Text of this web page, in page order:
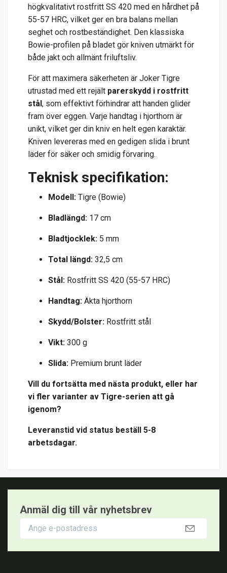
högkvalitativt rostfritt SS 420 med en hårdhet på
55-57 HRC, vilket ger en bra balans mellan
seghet och rostbeständighet. Den klassiska
Bowie-profilen på bladet gör kniven utmärkt för
både jakt och allmänt friluftsliv.
För att maximera säkerheten är Joker Tigre
utrustad med ett rejält parerskydd i rostfritt
stål , som effektivt förhindrar att handen glider
fram över eggen. Varje handtag i hjorthorn är
unikt, vilket ger din kniv en helt egen karaktär.
Kniven levereras med en gedigen slida i brunt
läder för säker och smidig förvaring.
Teknisk specifikation:
Modell: Tigre (Bowie)
Bladlängd: 17 cm
Bladtjocklek: 5 mm
Total längd: 32,5 cm
Stål: Rostfritt SS 420 (55-57 HRC)
Handtag: Äkta hjorthorn
Skydd/Bolster: Rostfritt stål
Vikt: 300 g
Slida: Premium brunt läder
Vill du fortsätta med nästa produkt, eller har
vi fler varianter av Tigre-serien att gå
igenom?
Leveranstid vid status beställ 5-8
arbetsdagar.
Anmäl dig till vår nyhetsbrev